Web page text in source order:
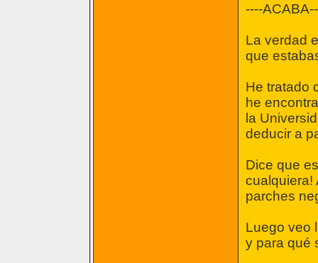
----
La verdad
que
He tratado
he
la
deducir a
Dice que
cualquiera!
parches
Luego veo
y para qué